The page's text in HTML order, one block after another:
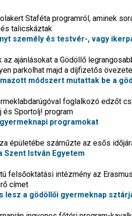
Staféta programról, aminek
talicskáztak
személy és testvér-, vagy
az ajánlásokat a Gödöllő
parkolhat majd a díjfizetős
módszert mutattak be a
foglalkozó edzőt
és Sportolj! program
programokat
épületébe száműzte az esős
Szent István Egyetem
felsőoktatási intézmény az
címet
lesz a gödöllői gyermeknap